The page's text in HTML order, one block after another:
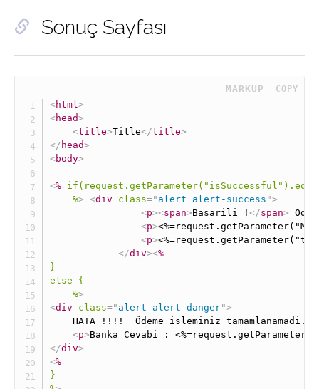
Sonuç Sayfası
MARKUP COPY
<html>
<head>
<title>Title</title>
</ head>
<body>
<%
%> <div class=" alert alert-success ">
<p><span>Basarili !</span>
<p>
<p>
</div><%
}
else
{
%>
<div class=" alert alert-danger">
    HATA !!!!  Ödeme isleminiz tamamlanamadi.
<p>Banka Cevabi :
</div>
<%
}